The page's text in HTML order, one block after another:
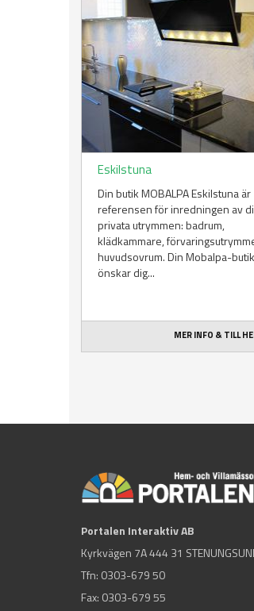
Eskilstuna
Din butik MOBALPA Eskilstuna är
referensen för inredningen av
privata utrymmen: badrum,
klädkammare,
huvudsovrum. Din Mobalpa-butik
önskar dig...
MER INFO & TILL
Portalen Interaktiv AB
Kyrkvägen 7A 444 31
Tfn: 0303-679 50
Fax: 0303-679 55